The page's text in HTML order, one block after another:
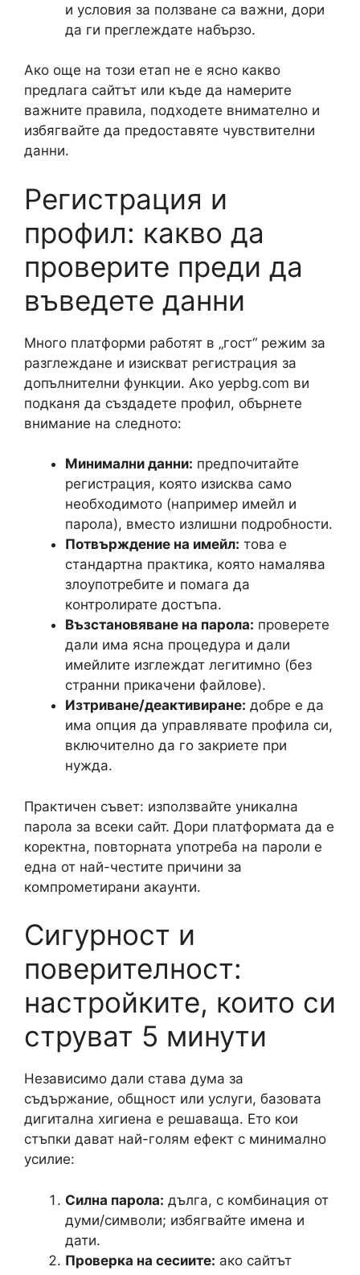
и условия за ползване са важни, дори
да ги преглеждате набързо.
Ако още на този етап не е ясно какво
предлага сайтът или къде да намерите
важните правила, подходете внимателно и
избягвайте да предоставяте чувствителни
данни.
Регистрация и
профил: какво да
проверите преди да
въведете данни
Много платформи работят в „гост“ режим за
разглеждане и изискват регистрация за
допълнителни функции. Ако yepbg.com ви
подканя да създадете профил, обърнете
внимание на следното:
Минимални данни: предпочитайте
регистрация, която изисква само
необходимото (например имейл и
парола), вместо излишни подробности.
Потвърждение на имейл: това е
стандартна практика, която намалява
злоупотребите и помага да
контролирате достъпа.
Възстановяване на парола: проверете
дали има ясна процедура и дали
имейлите изглеждат легитимно (без
странни прикачени файлове).
Изтриване/деактивиране: добре е да
има опция да управлявате профила си,
включително да го закриете при
нужда.
Практичен съвет: използвайте уникална
парола за всеки сайт. Дори платформата да е
коректна, повторната употреба на пароли е
една от най-честите причини за
компрометирани акаунти.
Сигурност и
поверителност:
настройките, които си
струват 5 минути
Независимо дали става дума за
съдържание, общност или услуги, базовата
дигитална хигиена е решаваща. Ето кои
стъпки дават най-голям ефект с минимално
усилие:
Силна парола: дълга, с комбинация от
думи/символи; избягвайте имена и
дати.
Проверка на сесиите: ако сайтът